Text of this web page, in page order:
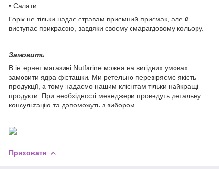
• Салати.
Горіх не тільки надає стравам приємний присмак, але й
виступає прикрасою, завдяки своєму смарагдовому кольору.
Замовити
В інтернет магазині Nutfarine можна на вигідних умовах
замовити ядра фісташки. Ми ретельно перевіряємо якість
продукції, а тому надаємо нашим клієнтам тільки найкращі
продукти. При необхідності менеджери проведуть детальну
консультацію та допоможуть з вибором.
Приховати